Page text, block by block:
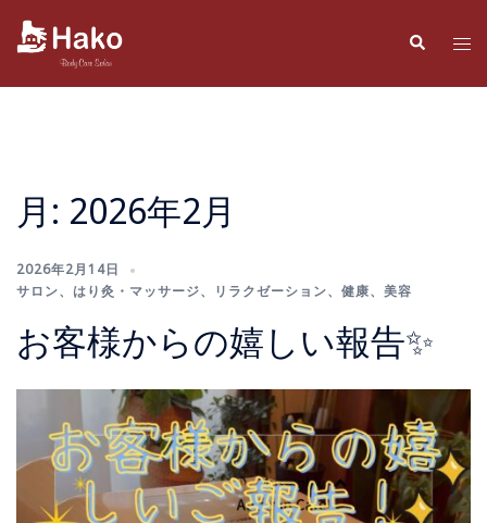
検
索
ト
月: 2026年2月
2026年2月14日
サロン、 はり灸・マッサージ、 リラクゼーション、 健康、 美容
お客様からの嬉しい報告✨